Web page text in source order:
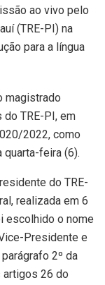
ao vivo pelo
(TRE-PI) na
para a língua
magistrado
TRE-PI, em
2022, como
quarta-feira (6).
do TRE-
realizada em 6
escolhido o nome
Presidente e
2º da
artigos 26 do